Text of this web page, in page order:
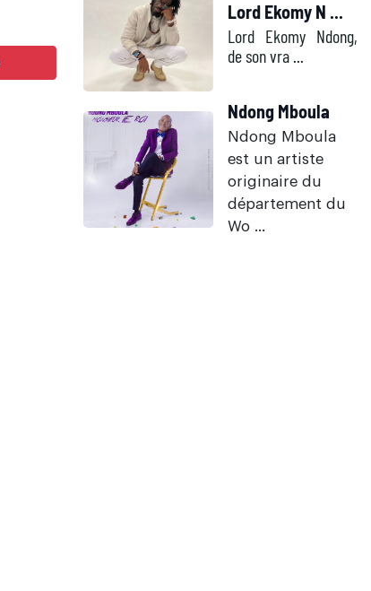
Lord Ekomy N ...
Lord Ekomy Ndong,
de son vra ...
Ndong Mboula
Ndong Mboula
est un artiste
originaire du
département du
Wo ...